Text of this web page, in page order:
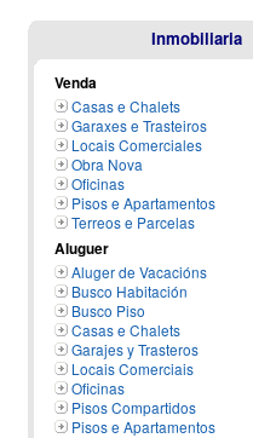
Inmobiliaria
Venda
Casas e Chalets
Garaxes e Trasteiros
Locais Comerciales
Obra Nova
Oficinas
Pisos e Apartamentos
Terreos e Parcelas
Aluguer
Aluger de Vacacións
Busco Habitación
Busco Piso
Casas e Chalets
Garajes y Trasteros
Locais Comerciais
Oficinas
Pisos Compartidos
Pisos e Apartamentos